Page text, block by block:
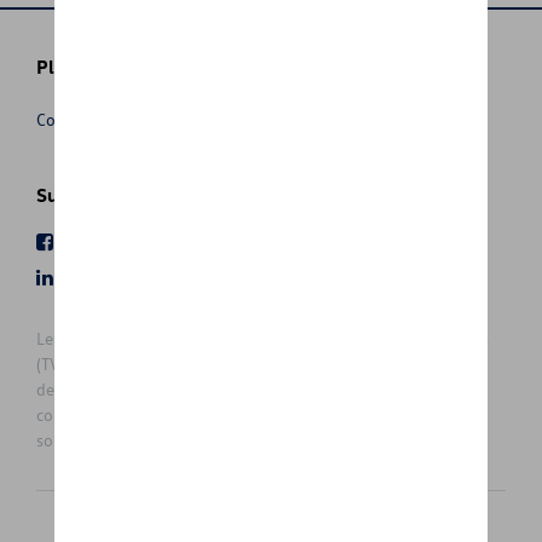
Plus d'informations
Conditions de vente
Suivez nous
Les prix affichés sur le présent site sont des prix recommandés
(TVAc), hors éventuels frais de montage. Pour connaitre le prix
de vente actuel et les éventuels frais de montage, veuillez
contacter votre concessionnaire/agent. Les prix recommandés
sont sujets à des changements sans préavis.